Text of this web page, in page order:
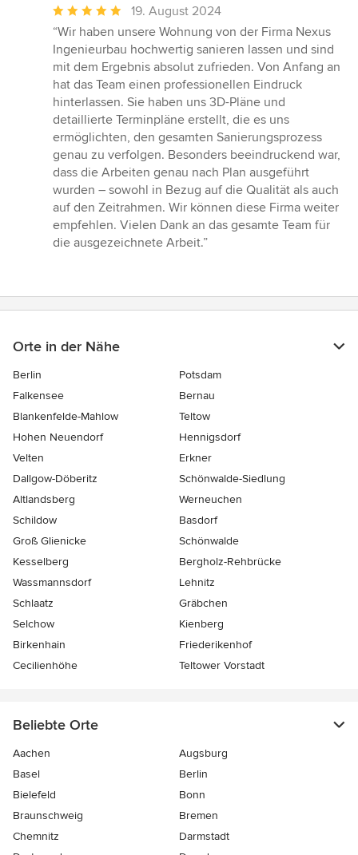
Durchschnittliche
Bewertung:
5
von
5
Sternen
19. August 2024
“Wir haben unsere Wohnung von der Firma Nexus
Ingenieurbau hochwertig sanieren lassen und sind
mit dem Ergebnis absolut zufrieden. Von Anfang an
hat das Team einen professionellen Eindruck
hinterlassen. Sie haben uns 3D-Pläne und
detaillierte Terminpläne erstellt, die es uns
ermöglichten, den gesamten Sanierungsprozess
genau zu verfolgen. Besonders beeindruckend war,
dass die Arbeiten genau nach Plan ausgeführt
wurden – sowohl in Bezug auf die Qualität als auch
auf den Zeitrahmen. Wir können diese Firma weiter
empfehlen. Vielen Dank an das gesamte Team für
die ausgezeichnete Arbeit.”
Orte in der Nähe
Berlin
Potsdam
Falkensee
Bernau
Blankenfelde-Mahlow
Teltow
Hohen Neuendorf
Hennigsdorf
Velten
Erkner
Dallgow-Döberitz
Schönwalde-Siedlung
Altlandsberg
Werneuchen
Schildow
Basdorf
Groß Glienicke
Schönwalde
Kesselberg
Bergholz-Rehbrücke
Wassmannsdorf
Lehnitz
Schlaatz
Gräbchen
Selchow
Kienberg
Birkenhain
Friederikenhof
Cecilienhöhe
Teltower Vorstadt
Beliebte Orte
Aachen
Augsburg
Basel
Berlin
Bielefeld
Bonn
Braunschweig
Bremen
Chemnitz
Darmstadt